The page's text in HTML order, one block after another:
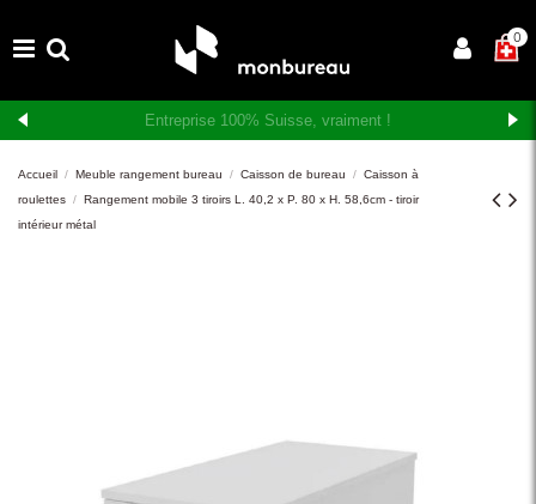
×0
Livraison et montage gratuits en Suisse romande
Accueil Meuble rangement bureau Caisson de bureau
Caisson à
roulettes
Rangement mobile 3 tiroirs L. 40,2 x P. 80 x H. 58,6cm - tiroir
intérieur métal